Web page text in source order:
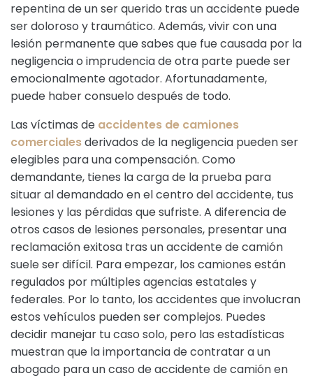
repentina de un ser querido tras un accidente puede
ser doloroso y traumático. Además, vivir con una
lesión permanente que sabes que fue causada por la
negligencia o imprudencia de otra parte puede ser
emocionalmente agotador. Afortunadamente,
puede haber consuelo después de todo.
Las víctimas de accidentes de camiones
comercialesderivados de la negligencia pueden ser
elegibles para una compensación. Como
demandante, tienes la carga de la prueba para
situar al demandado en el centro del accidente, tus
lesiones y las pérdidas que sufriste. A diferencia de
otros casos de lesiones personales, presentar una
reclamación exitosa tras un accidente de camión
suele ser difícil. Para empezar, los camiones están
regulados por múltiples agencias estatales y
federales. Por lo tanto, los accidentes que involucran
estos vehículos pueden ser complejos. Puedes
decidir manejar tu caso solo, pero las estadísticas
muestran que la importancia de contratar a un
abogado para un caso de accidente de camión en